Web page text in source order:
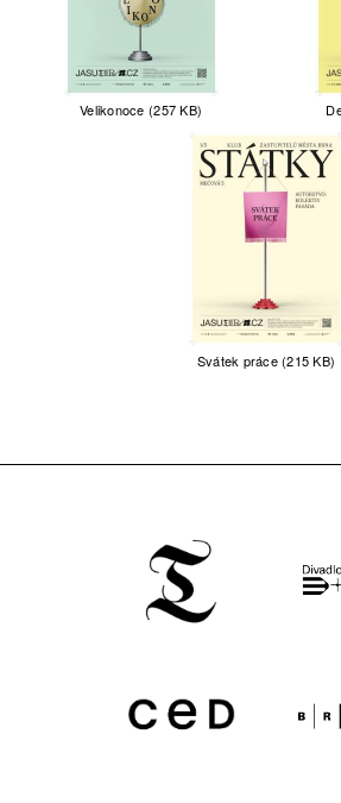
Velikonoce (257 KB)
Svátek práce (215 KB)